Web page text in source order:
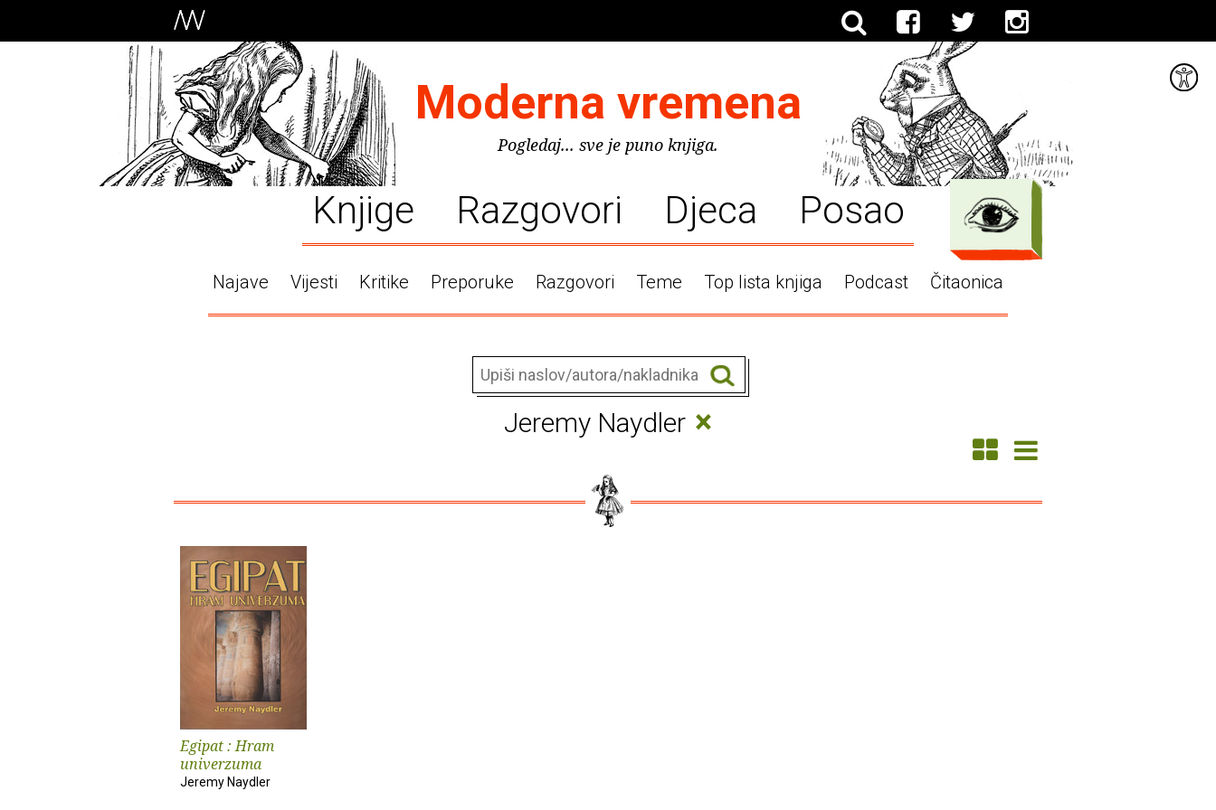
Moderna vremena
Pogledaj... sve je puno knjiga.
Knjige Razgovori Djeca Posao
Najave Vijesti Kritike Preporuke Razgovori Teme Top lista knjiga Podcast Čitaonica
Jeremy Naydler ×
Egipat : Hram
univerzuma
Jeremy Naydler